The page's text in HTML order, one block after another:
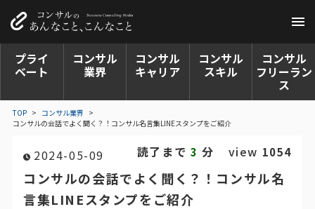
プライ
ベート
コンサル
業界
コンサル
キャリア
コンサル
スキル
コンサル
フリーラン
ス
TOP > コンサル業界 >
コンサルの会話でよく聞く？！コンサル名言集LINEスタンプをご紹介
2024-05-09 view 1054
読了まで 3 分
コンサルの会話でよく聞く？！コンサル名
言集LINEスタンプをご紹介